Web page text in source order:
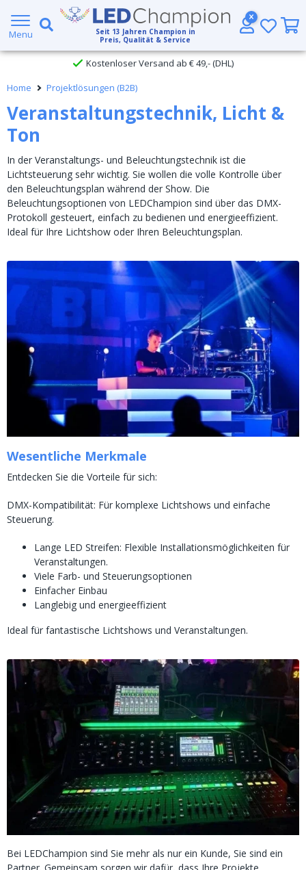
Menu Seit 13 Jahren Champion in
Preis, Qualität & Service
Großer Lagerbestand
Kostenloser Versand ab € 49,- (DHL)
Heute bestellt, am
Home Projektlösungen (B2B)
Veranstaltungstechnik, Licht &
Ton
In der Veranstaltungs- und Beleuchtungstechnik ist die
Lichtsteuerung sehr wichtig. Sie wollen die volle Kontrolle über
den Beleuchtungsplan während der Show. Die
Beleuchtungsoptionen von LEDChampion sind über das DMX-
Protokoll gesteuert, einfach zu bedienen und energieeffizient.
Ideal für Ihre Lichtshow oder Ihren Beleuchtungsplan.
Wesentliche Merkmale
Entdecken Sie die Vorteile für sich:
DMX-Kompatibilität: Für komplexe Lichtshows und einfache
Steuerung.
Lange LED Streifen: Flexible Installationsmöglichkeiten für
Veranstaltungen.
Viele Farb- und Steuerungsoptionen
Einfacher Einbau
Langlebig und energieeffizient
Ideal für fantastische Lichtshows und Veranstaltungen.
Bei LEDChampion sind Sie mehr als nur ein Kunde, Sie sind ein
Partner. Gemeinsam sorgen wir dafür, dass Ihre Projekte